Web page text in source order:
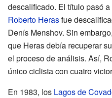
descalificado. El título pasó a
Roberto Herasfue
Denís Menshov. Sin
que Heras debía recuperar
el proceso de análisis. Así,
único ciclista con cuatro
En 1983, los Lagos de